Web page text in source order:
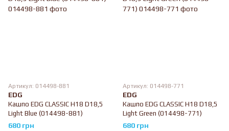
Артикул: 014498-881
EDG
Кашпо EDG CLASSIC H18 D18,5
Light Blue (014498-881)
680 грн
Артикул: 014498-771
EDG
Кашпо EDG CLASSIC H18 D18,5
Light Green (014498-771)
680 грн